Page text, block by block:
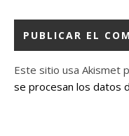
Este sitio usa Akismet
se procesan los datos